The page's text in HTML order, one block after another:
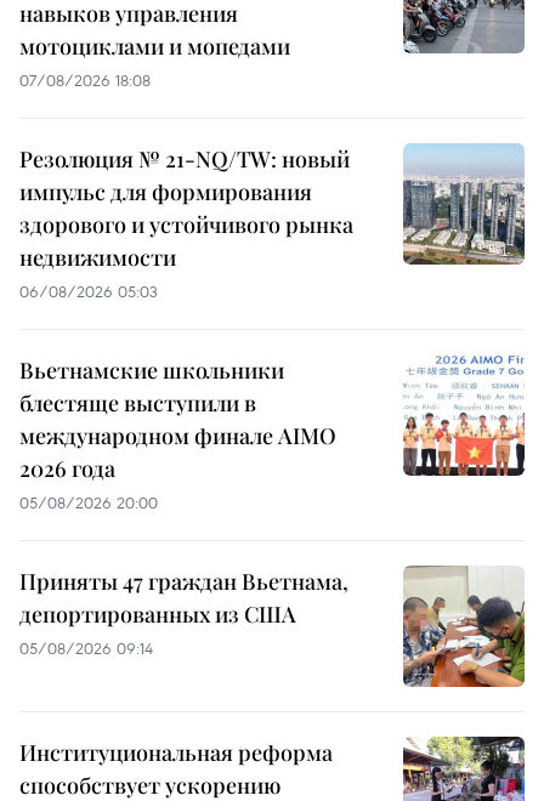
навыков управления
мотоциклами и мопедами
07/08/2026 18:08
Резолюция № 21-NQ/TW: новый
импульс для формирования
здорового и устойчивого рынка
недвижимости
06/08/2026 05:03
Вьетнамские школьники
блестяще выступили в
международном финале AIMO
2026 года
05/08/2026 20:00
Приняты 47 граждан Вьетнама,
депортированных из США
05/08/2026 09:14
Институциональная реформа
способствует ускорению